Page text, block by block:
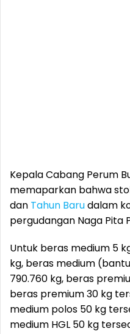
Kepala Cabang Perum
memaparkan bahwa
dan Tahun Barudalam
pergudangan Naga Pita
Untuk beras medium 5
kg, beras medium
790.760 kg, beras
beras premium 30 kg
medium polos 50 kg
medium HGL 50 kg